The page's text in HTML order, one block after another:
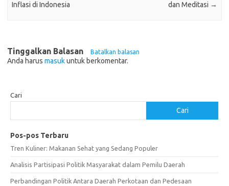
Inflasi di Indonesia
dan Meditasi →
Tinggalkan Balasan Batalkan balasan
Anda harus masukuntuk berkomentar.
Cari
Cari
Pos-pos Terbaru
Tren Kuliner: Makanan Sehat yang Sedang Populer
Analisis Partisipasi Politik Masyarakat dalam Pemilu Daerah
Perbandingan Politik Antara Daerah Perkotaan dan Pedesaan